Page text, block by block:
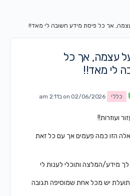
אך כל פיסת מידע חשובה לי מאד!!
עצמה, אך כל
לי מאד!!
כללי on 02/06/2026 ב2:11 am
ועוזרות!!
הזו כמה פעמים אך עם כל זאת
מידע/המלצה ותוכלי לענות לי
יש מכל אחת שמוסיפה תגובה